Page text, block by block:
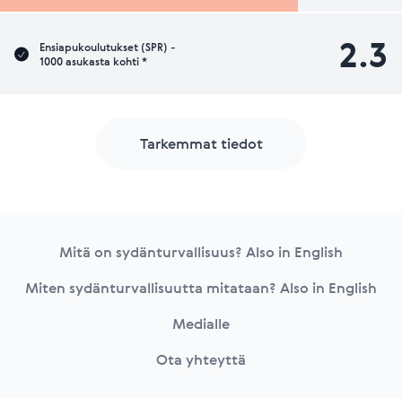
Ensiapukoulutukset (SPR) -
1000 asukasta kohti *
2.3
Tarkemmat tiedot
Mitä on sydänturvallisuus? Also in English
Miten sydänturvallisuutta mitataan? Also in English
Medialle
Ota yhteyttä